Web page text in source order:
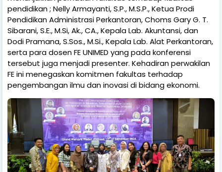
pendidikan ; Nelly Armayanti, S.P., M.S.P., Ketua Prodi
Pendidikan Administrasi Perkantoran, Choms Gary G. T.
Sibarani, S.E., M.Si, Ak., CA., Kepala Lab. Akuntansi, dan
Dodi Pramana, S.Sos., M.Si., Kepala Lab. Alat Perkantoran,
serta para dosen FE UNIMED yang pada konferensi
tersebut juga menjadi presenter. Kehadiran perwakilan
FE ini menegaskan komitmen fakultas terhadap
pengembangan ilmu dan inovasi di bidang ekonomi.